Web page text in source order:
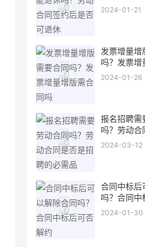
休
2024-01-21
发票增量增
吗？发票增
吗
2024-01-26
报名招聘需
吗？劳动合
的必需品
2024-03-12
合同中标后
吗？合同中
2024-01-30